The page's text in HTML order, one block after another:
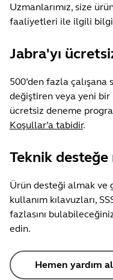
Uzmanlarımız, size
faaliyetleri ile ilgili
Jabra'yı
500’den fazla çalışana
değiştiren veya yeni
ücretsiz deneme
Koşullar’a tabidir.
Teknik desteğe
Ürün desteği almak ve
kullanım kılavuzları,
fazlasını
edin.
Hemen yardım